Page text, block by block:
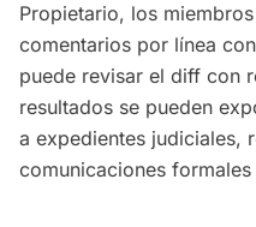
Propietario, los
comentarios por línea
puede revisar el diff con
resultados se pueden
a expedientes judiciales,
comunicaciones